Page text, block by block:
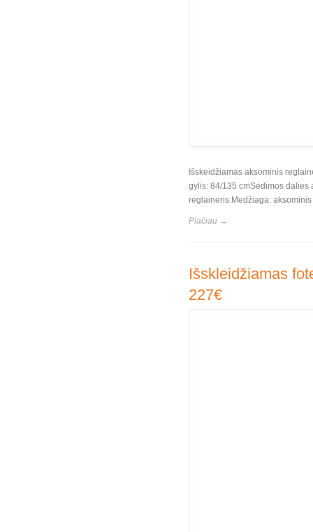
Išskeidžiamas aksominis
gylis: 84/135 cmSėdimos dalies
reglaineris.Medžiaga:
Plačiau →
Išskleidžiamas
227€